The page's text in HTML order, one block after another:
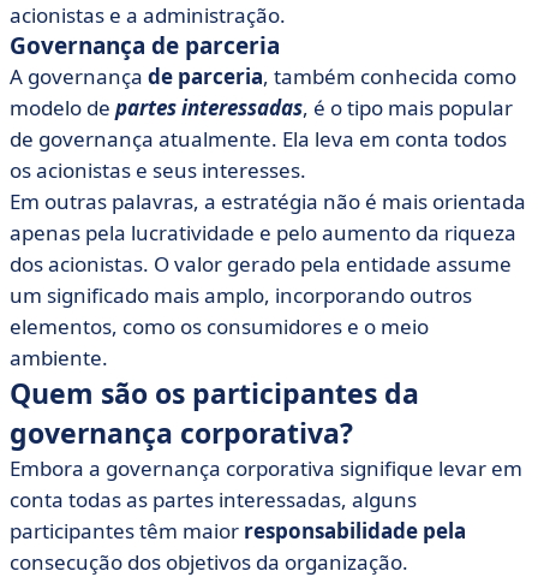
acionistas e a administração.
Governança de parceria
A governança de parceria, também conhecida como
modelo de partes interessadas, é o tipo mais popular
de governança atualmente. Ela leva em conta todos
os acionistas e seus interesses.
Em outras palavras, a estratégia não é mais orientada
apenas pela lucratividade e pelo aumento da riqueza
dos acionistas. O valor gerado pela entidade assume
um significado mais amplo, incorporando outros
elementos, como os consumidores e o meio
ambiente.
Quem são os participantes da
governança corporativa?
Embora a governança corporativa signifique levar em
conta todas as partes interessadas, alguns
participantes têm maior responsabilidade pela
consecução dos objetivos da organização.